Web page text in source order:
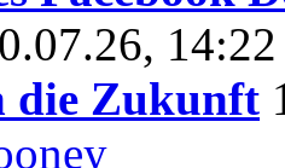
die Zukunft